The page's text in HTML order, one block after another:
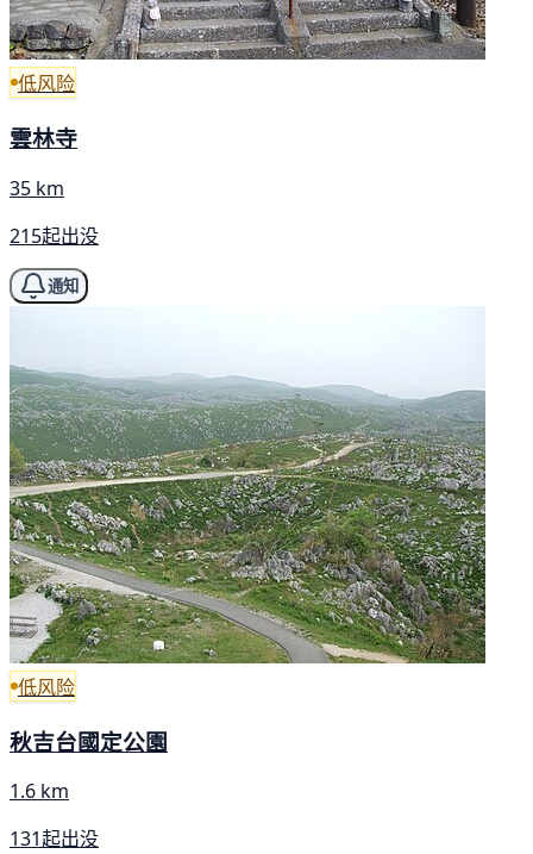
低风险
雲林寺
35 km
215起出没
通知
低风险
秋吉台國定公園
1.6 km
131起出没